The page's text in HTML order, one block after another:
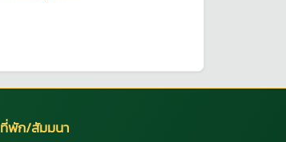
ที่พัก/สัมมนา